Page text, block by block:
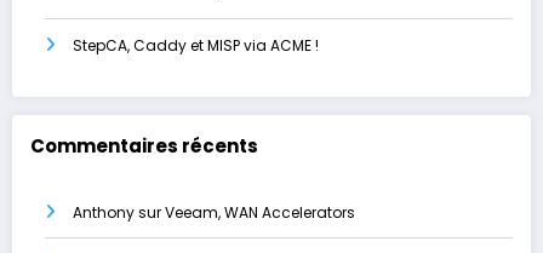
StepCA, Caddy et MISP via ACME !
Commentaires récents
AnthonysurVeeam, WAN Accelerators